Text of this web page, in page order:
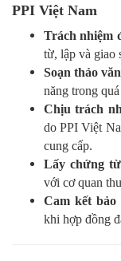
PPI Việt Nam
Trách nhiệm
từ, lập và giao
Soạn thảo
năng trong
Chịu trách
do PPI Việt
cung cấp.
Lấy chứng
với cơ quan
Cam kết
khi hợp đồng